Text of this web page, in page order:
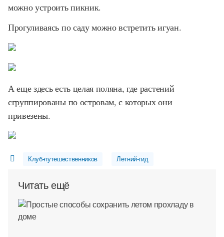
можно устроить пикник.
Прогуливаясь по саду можно встретить игуан.
А еще здесь есть целая поляна, где растений
сгруппированы по островам, с которых они
привезены.
Клуб-путешественников Летний-гид
Читать ещё